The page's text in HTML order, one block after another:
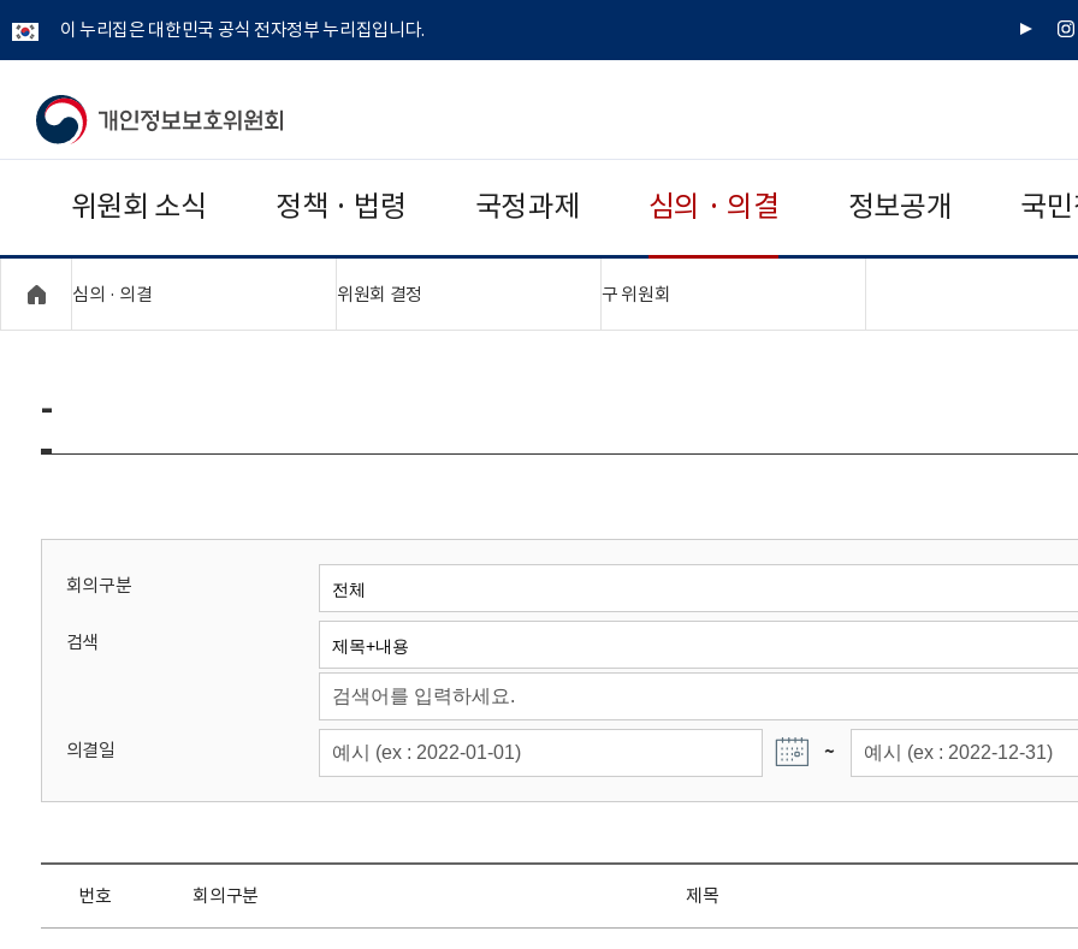
이 누리집은 대한민국 공식 전자정부 누리집입니다.
유
인
개
보
보
위
회
위원회 소식 정책 · 법령 국정과제 심의 · 의결 정보공개 국
심의 · 의결 위원회 결정 구 위원회
-
회의구분
검색
의결일 ~
번호 회의구분 제목